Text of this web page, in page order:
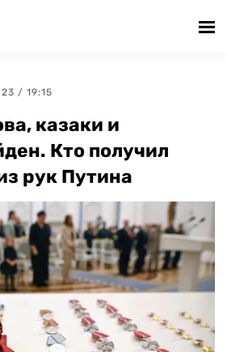
/ 19:15
казаки и
Кто получил
рук Путина